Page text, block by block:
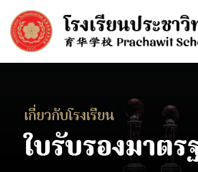
เกี่ยวกับโรงเรียน
ใบรับรองมาต